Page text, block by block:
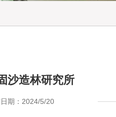
沙造林研究所
期：2024/5/20